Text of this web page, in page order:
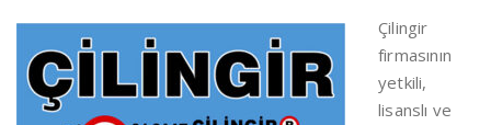
Çilingir
firmasının
yetkili,
lisanslı ve